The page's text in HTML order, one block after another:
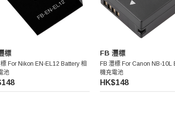
標
標 For Nikon EN-EL12 Battery 相
池
FB 灃標
FB 灃標 For Canon NB-10L
機充電池
HK$148